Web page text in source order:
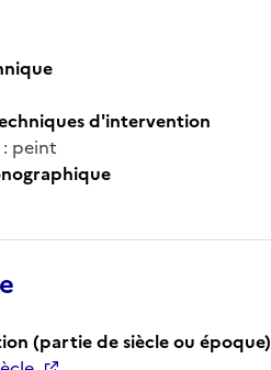
d'intervention
peint
(partie de siècle ou époque)